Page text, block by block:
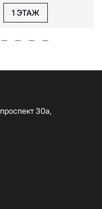
1 ЭТАЖ
30а,